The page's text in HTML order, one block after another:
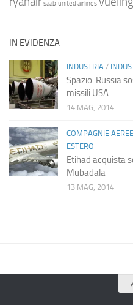
saab united airlines
IN EVIDENZA
INDUSTRIA /
Spazio: Russia
missili USA
14 MAG, 2014
COMPAGNIE AEREE
ESTERO
Etihad acquista
Mubadala
13 MAG, 2014